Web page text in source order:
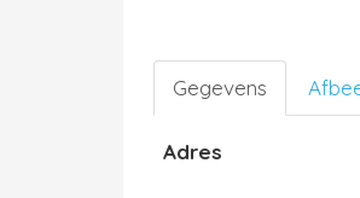
Gegevens
Adres